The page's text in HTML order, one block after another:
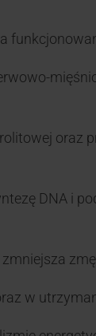
oraz
DNA i
w